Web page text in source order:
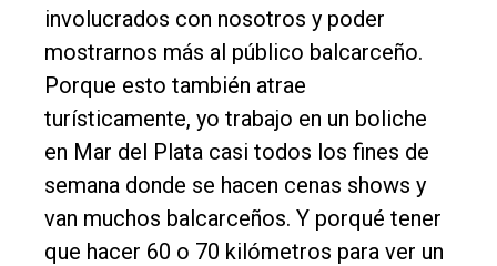
involucrados con nosotros y poder
mostrarnos más al público balcarceño.
Porque esto también atrae
turísticamente, yo trabajo en un boliche
en Mar del Plata casi todos los fines de
semana donde se hacen cenas shows y
van muchos balcarceños. Y porqué tener
que hacer 60 o 70 kilómetros para ver un